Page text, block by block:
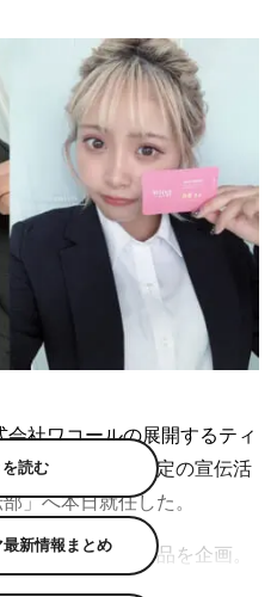
社ワコールの展開するティ
Teen」の期間限定の宣伝活
」へ本日就任した。
の声をもとに商品を企画。
読む
新情報まとめ